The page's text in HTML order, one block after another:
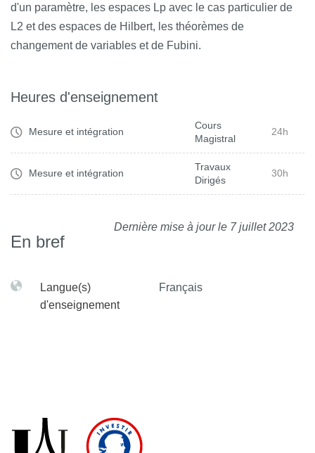
d'un paramètre, les espaces Lp avec le cas particulier de
L2 et des espaces de Hilbert, les théorèmes de
changement de variables et de Fubini.
Heures d'enseignement
Mesure et intégration
Cours
Magistral
24h
Mesure et intégration
Travaux
Dirigés
30h
Dernière mise à jour le 7 juillet 2023
En bref
Langue(s)
d'enseignement
Français